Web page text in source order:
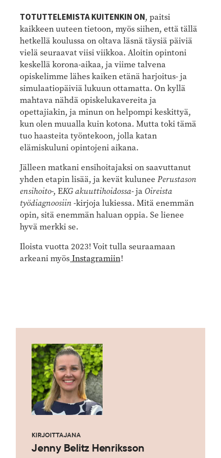
TOTUTTELEMISTA KUITENKIN ON, paitsi
kaikkeen uuteen tietoon, myös siihen, että tällä
hetkellä koulussa on oltava läsnä täysiä päiviä
vielä seuraavat viisi viikkoa. Aloitin opintoni
keskellä korona-aikaa, ja viime talvena
opiskelimme lähes kaiken etänä harjoitus- ja
simulaatiopäiviä lukuun ottamatta. On kyllä
mahtava nähdä opiskelukavereita ja
opettajiakin, ja minun on helpompi keskittyä,
kun olen muualla kuin kotona. Mutta toki tämä
tuo haasteita työntekoon, jolla katan
elämiskuluni opintojeni aikana.
Jälleen matkani ensihoitajaksi on saavuttanut
yhden etapin lisää, ja kevät kulunee Perustason
ensihoito-, EKG akuuttihoidossa-ja Oireista
työdiagnoosiin-kirjoja lukiessa. Mitä enemmän
opin, sitä enemmän haluan oppia. Se lienee
hyvä merkki se.
Iloista vuotta 2023! Voit tulla seuraamaan
arkeani myös Instagramiin!
KIRJOITTAJANA
Jenny Belitz Henriksson